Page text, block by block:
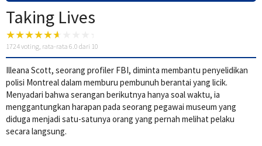
Taking Lives
1724voting, rata-rata 6.0 dari 10
Illeana Scott, seorang profiler FBI, diminta membantu penyelidikan
polisi Montreal dalam memburu pembunuh berantai yang licik.
Menyadari bahwa serangan berikutnya hanya soal waktu, ia
menggantungkan harapan pada seorang pegawai museum yang
diduga menjadi satu-satunya orang yang pernah melihat pelaku
secara langsung.